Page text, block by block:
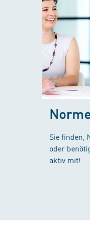
Sie finden,
oder
aktiv mit!